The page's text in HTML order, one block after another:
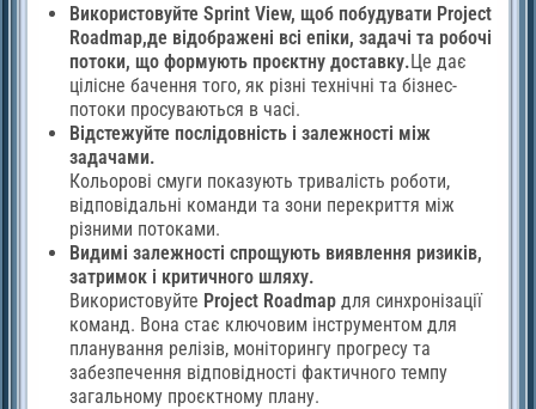
Використовуйте Sprint View, щоб побудувати Project
Roadmap,де відображені всі епіки, задачі та робочі
потоки, що формують проєктну доставку.Це дає
цілісне бачення того, як різні технічні та бізнес-
потоки просуваються в часі.
Відстежуйте послідовність і залежності між
задачами.
Кольорові смуги показують тривалість роботи,
відповідальні команди та зони перекриття між
різними потоками.
Видимі залежності спрощують виявлення ризиків,
затримок і критичного шляху.
Використовуйте Project Roadmap для синхронізації
команд. Вона стає ключовим інструментом для
планування релізів, моніторингу прогресу та
забезпечення відповідності фактичного темпу
загальному проєктному плану.